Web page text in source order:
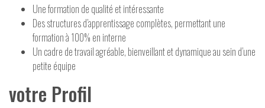
Une formation de qualité et intéressante
Des structures d’apprentissage complètes, permettant une
formation à 100% en interne
Un cadre de travail agréable, bienveillant et dynamique au sein d’une
petite équipe
votre Profil